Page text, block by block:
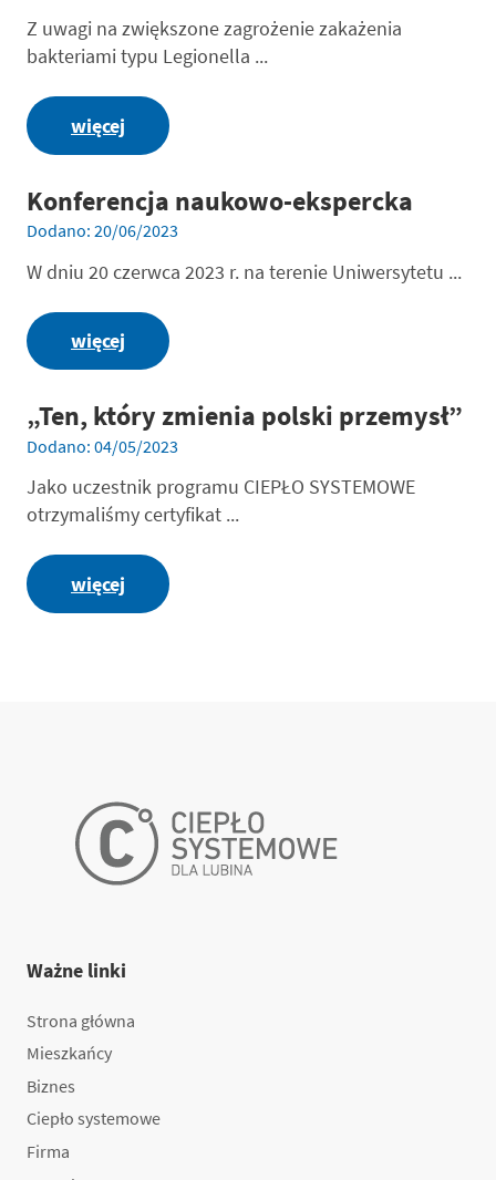
Z uwagi na zwiększone zagrożenie zakażenia
bakteriami typu Legionella ...
więcej
Konferencja naukowo-ekspercka
Dodano: 20/06/2023
W dniu 20 czerwca 2023 r. na terenie Uniwersytetu ...
więcej
„Ten, który zmienia polski przemysł”
Dodano: 04/05/2023
Jako uczestnik programu CIEPŁO SYSTEMOWE
otrzymaliśmy certyfikat ...
więcej
Ważne linki
Strona główna
Mieszkańcy
Biznes
Ciepło systemowe
Firma